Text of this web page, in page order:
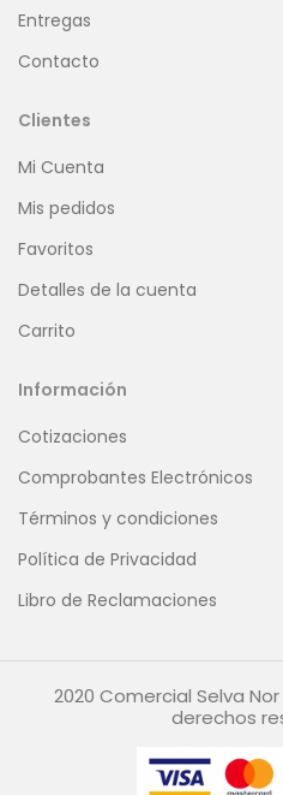
Entregas
Contacto
Clientes
Mi Cuenta
Mis pedidos
Favoritos
Detalles de la cuenta
Carrito
Información
Cotizaciones
Comprobantes Electrónicos
Términos y condiciones
Política de Privacidad
Libro de Reclamaciones
2020 Comercial Selva
derechos